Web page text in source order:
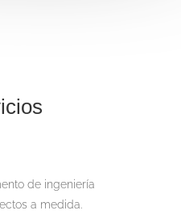
de ingeniería
a medida.